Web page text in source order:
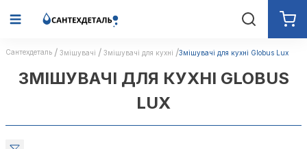
Сантехдеталь Змішувачі Змішувачі для кухні Змішувачі для кухні Globus Lux
ЗМІШУВАЧІ ДЛЯ КУХНІ GLOBUS
LUX